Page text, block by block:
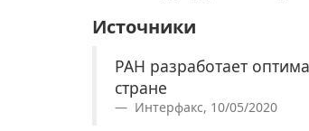
Источники
РАН разработает
стране
Интерфакс, 10/05/2020